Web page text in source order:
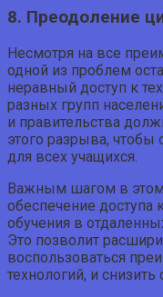
8. Преодоление
Несмотря на все
одной из проблем
неравный доступ к
разных групп
и правительства
этого разрыва,
для всех учащихся.
Важным шагом в этом
обеспечение доступа
обучения в
Это позволит
воспользоваться
технологий, и